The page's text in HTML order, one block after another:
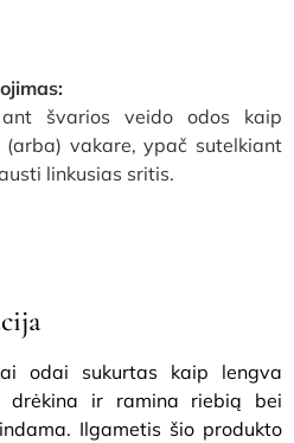
švarios veido odos kaip
vakare, ypač sutelkiant
linkusias sritis.
odai sukurtas kaip lengva
drėkina ir ramina riebią bei
Ilgametis šio produkto